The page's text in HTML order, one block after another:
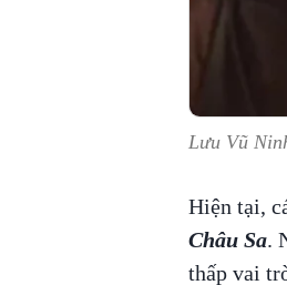
Lưu Vũ
Hiện tại,
Châu Sa.
thấp vai